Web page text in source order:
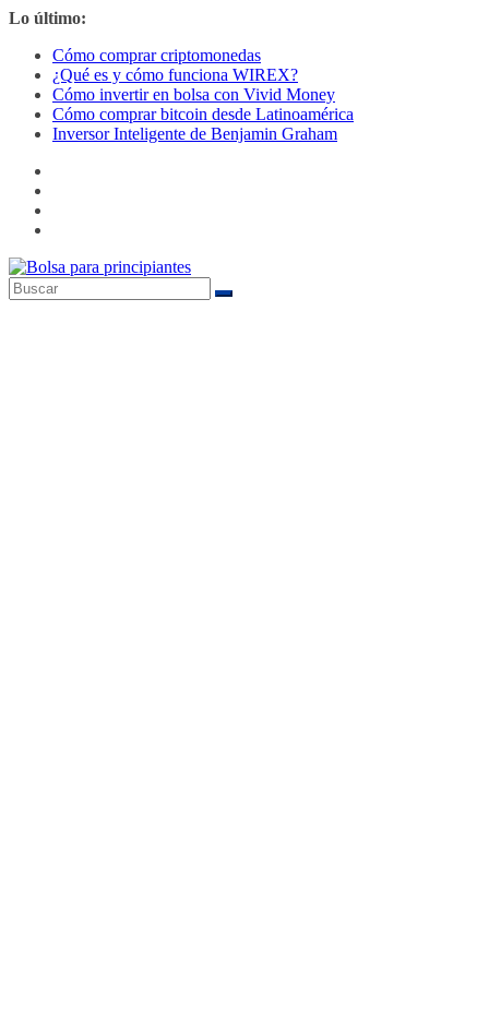
Saltar
contenido
Lo último:
Cómo comprar criptomonedas
¿Qué es y cómo funciona WIREX?
Cómo invertir en bolsa con Vivid Money
Cómo comprar bitcoin desde Latinoamérica
Inversor Inteligente de Benjamin Graham